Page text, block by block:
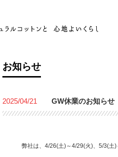
お知らせ
2025/04/21 GW休業のお知らせ
弊社は、4/26(土)～4/29(火)、5/3(土)